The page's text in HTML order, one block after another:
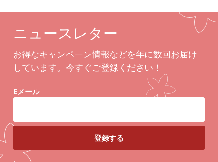
ニュースレター
お得なキャンペーン情報などを年に数回お届け
しています。今すぐご登録ください！
Eメール